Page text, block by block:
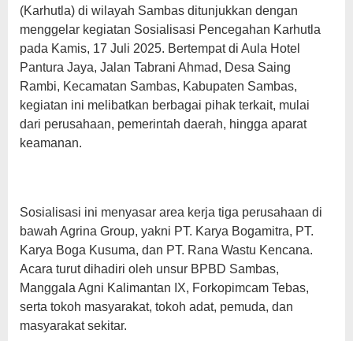
(Karhutla) di wilayah Sambas ditunjukkan dengan
menggelar kegiatan Sosialisasi Pencegahan Karhutla
pada Kamis, 17 Juli 2025. Bertempat di Aula Hotel
Pantura Jaya, Jalan Tabrani Ahmad, Desa Saing
Rambi, Kecamatan Sambas, Kabupaten Sambas,
kegiatan ini melibatkan berbagai pihak terkait, mulai
dari perusahaan, pemerintah daerah, hingga aparat
keamanan.
Sosialisasi ini menyasar area kerja tiga perusahaan di
bawah Agrina Group, yakni PT. Karya Bogamitra, PT.
Karya Boga Kusuma, dan PT. Rana Wastu Kencana.
Acara turut dihadiri oleh unsur BPBD Sambas,
Manggala Agni Kalimantan IX, Forkopimcam Tebas,
serta tokoh masyarakat, tokoh adat, pemuda, dan
masyarakat sekitar.